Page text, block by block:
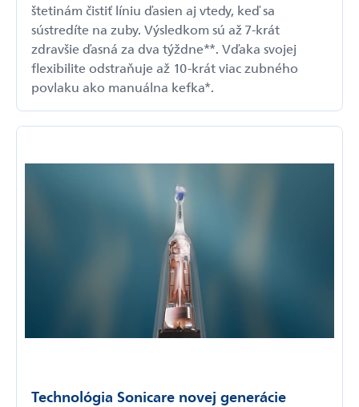
štetinám čistiť líniu ďasien aj vtedy, keď sa
sústredíte na zuby. Výsledkom sú až 7-krát
zdravšie ďasná za dva týždne**. Vďaka svojej
flexibilite odstraňuje až 10-krát viac zubného
povlaku ako manuálna kefka*.
Technológia Sonicare novej generácie